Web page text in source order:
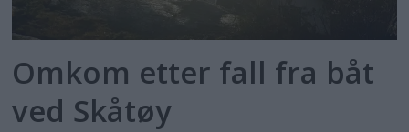
Omkom etter fall fra båt
ved Skåtøy